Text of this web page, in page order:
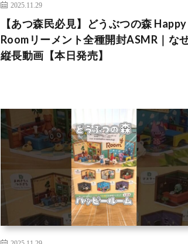
2025.11.29
【あつ森民必見】どうぶつの森 Happy
Roomリーメント全種開封ASMR｜な
縦長動画【本日発売】